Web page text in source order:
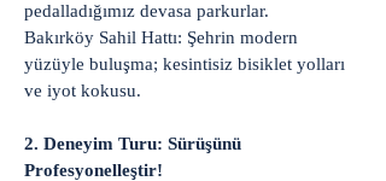
pedalladığımız devasa parkurlar.
Bakırköy Sahil Hattı: Şehrin modern
yüzüyle buluşma; kesintisiz bisiklet yolları
ve iyot kokusu.
2. Deneyim Turu: Sürüşünü
Profesyonelleştir!